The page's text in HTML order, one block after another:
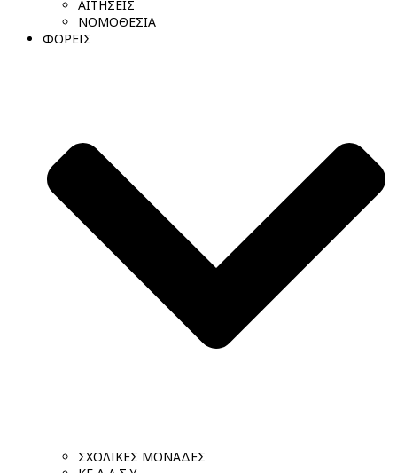
ΑΙΤΗΣΕΙΣ
ΝΟΜΟΘΕΣΙΑ
ΦΟΡΕΙΣ
ΣΧΟΛΙΚΕΣ ΜΟΝΑΔΕΣ